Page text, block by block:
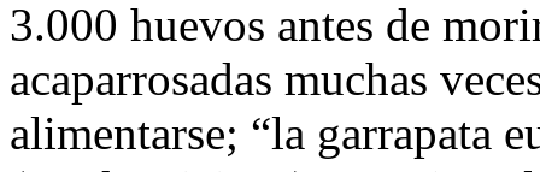
3.000 huevos antes de
acaparrosadas muchas
alimentarse; “la garrapata